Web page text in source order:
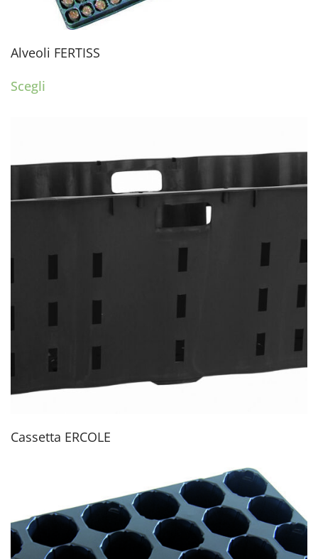
Alveoli FERTISS
Scegli
Cassetta ERCOLE